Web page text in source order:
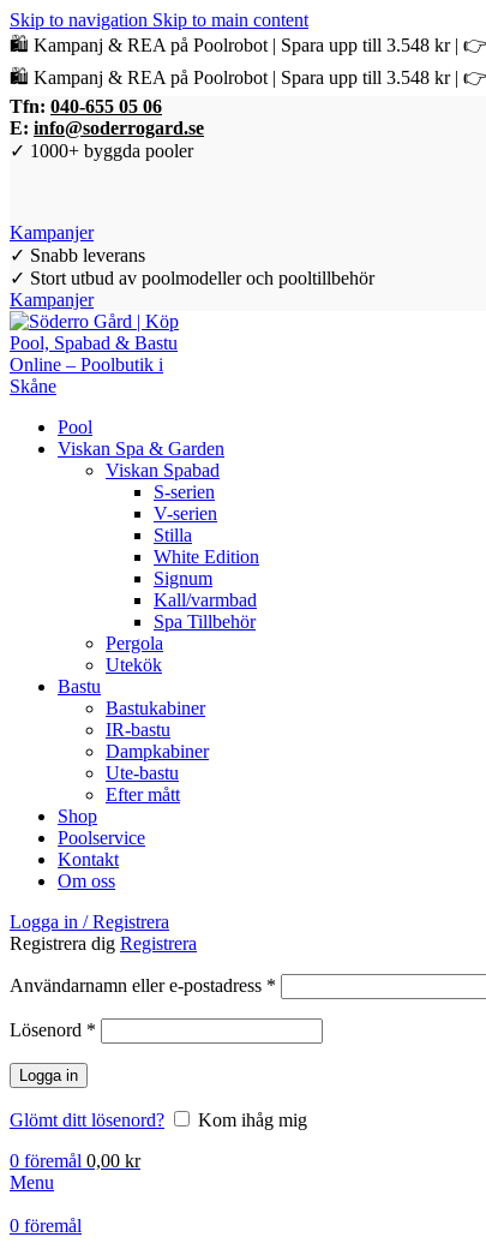
Skip to navigation Skip to main content
🛍️ Kampanj & REA på Poolrobot | Spara upp till 3.548 kr |
🛍️ Kampanj & REA på Poolrobot | Spara upp till 3.548 kr |
Tfn: 040-655 05 06
E: info@soderrogard.se
✓ 1000+ byggda pooler
Kampanjer
✓ Snabb leverans
✓ Stort utbud av poolmodeller och pooltillbehör
Kampanjer
Pool
Viskan Spa & Garden
Viskan Spabad
S-serien
V-serien
Stilla
White Edition
Signum
Kall/varmbad
Spa Tillbehör
Pergola
Utekök
Bastu
Bastukabiner
IR-bastu
Dampkabiner
Ute-bastu
Efter mått
Shop
Poolservice
Kontakt
Om oss
Logga in / Registrera
Registrera dig Registrera
Användarnamn eller e-postadress *
Lösenord *
Logga in
Glömt ditt lösenord?
Kom ihåg mig
0 föremål 0,00 kr
Menu
0 föremål